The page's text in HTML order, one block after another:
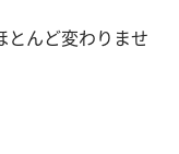
とんど変わりませ